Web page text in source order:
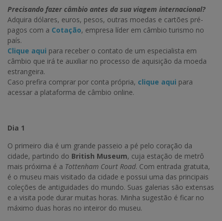
Precisando fazer câmbio antes da sua viagem internacional?
Adquira dólares, euros, pesos, outras moedas e cartões pré-
pagos com a Cotação, empresa líder em câmbio turismo no
país.
Clique aqui para receber o contato de um especialista em
câmbio que irá te auxiliar no processo de aquisição da moeda
estrangeira.
Caso prefira comprar por conta própria, clique aqui para
acessar a plataforma de câmbio online.
Dia 1
O primeiro dia é um grande passeio a pé pelo coração da
cidade, partindo do British Museum, cuja estação de metrô
mais próxima é a Tottenham Court Road. Com entrada gratuita,
é o museu mais visitado da cidade e possui uma das principais
coleções de antiguidades do mundo. Suas galerias são extensas
e a visita pode durar muitas horas. Minha sugestão é ficar no
máximo duas horas no inteiror do museu.